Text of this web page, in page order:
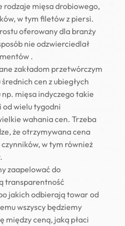
rodzaje mięsa drobiowego,
w tym filetów z piersi.
oferowany dla branży
nie odzwierciedlał
.
zakładom przetwórczym
cen z ubiegłych
mięsa indyczego takie
od wielu tygodni
wahania cen. Trzeba
że otrzymywana cena
w tym również
zaapelować do
transparentność
jakich odbierają towar od
wszyscy będziemy
między ceną, jaką płaci